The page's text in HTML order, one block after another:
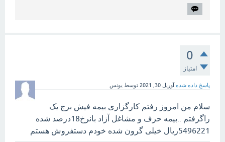
0
امتیاز
پاسخ داده شده آوریل 30, 2021 توسط یونس
سلام من امروز رفتم کارگزاری بیمه فیش برج یک
راگرفتم ..بیمه حرف و مشاغل آزاد بانرخ18درصد شده
5496221ریال خیلی گرون شده خودم دستفروش هستم